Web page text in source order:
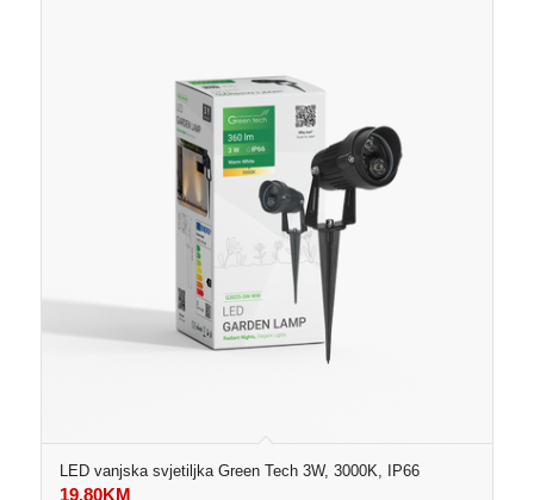
LED vanjska svjetiljka Green Tech 3W, 3000K, IP66
19,80KM